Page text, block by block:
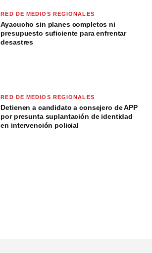
RED DE MEDIOS REGIONALES
Ayacucho sin planes completos ni
presupuesto suficiente para enfrentar
desastres
RED DE MEDIOS REGIONALES
Detienen a candidato a consejero de APP
por presunta suplantación de identidad
en intervención policial